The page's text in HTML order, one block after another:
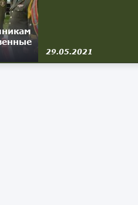
29.05.2021